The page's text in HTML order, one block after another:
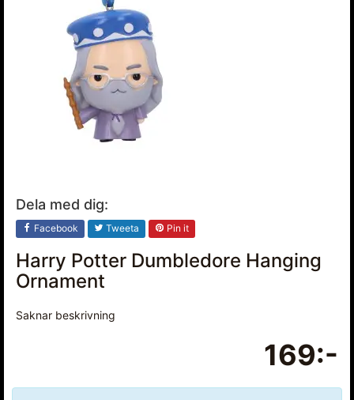
Dela med dig:
Facebook Tweeta Pin it
Harry Potter Dumbledore Hanging
Ornament
Saknar beskrivning
169:-